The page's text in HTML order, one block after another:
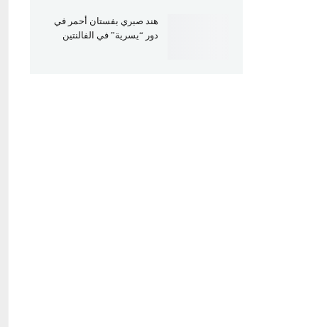
هند صبري بفستان أحمر في
دور “يسرية” في الفالنتين